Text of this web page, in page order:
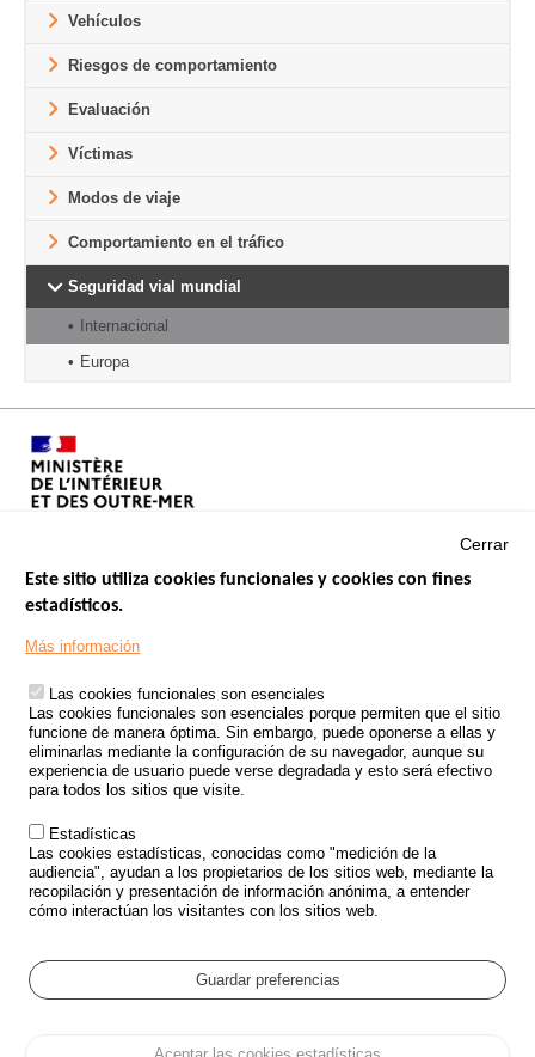
Vehículos
Riesgos de comportamiento
Evaluación
Víctimas
Modos de viaje
Comportamiento en el tráfico
Seguridad vial mundial
Internacional
Europa
Footer
TRATAMIENTO DE DATOS PERSONALES PROCEDENTES DE
ACCIDENTES DE TRÁFICO
ESTUDIOS
CONVOCATORIA DE PROYECTOS DE ESTUDIOS
POLÍTICA DE SEGURIDAD VIAL
Outils
EVENTOS
GLOSARIO
Cookie settings
Cerrar
Este sitio utiliza cookies funcionales y cookies con fines
estadísticos.
Más información
Las cookies funcionales son esenciales
Las cookies funcionales son esenciales porque permiten que el sitio
funcione de manera óptima. Sin embargo, puede oponerse a ellas y
eliminarlas mediante la configuración de su navegador, aunque su
experiencia de usuario puede verse degradada y esto será efectivo
para todos los sitios que visite.
Estadísticas
Las cookies estadísticas, conocidas como "medición de la
audiencia", ayudan a los propietarios de los sitios web, mediante la
recopilación y presentación de información anónima, a entender
cómo interactúan los visitantes con los sitios web.
Guardar preferencias
Aceptar las cookies estadísticas